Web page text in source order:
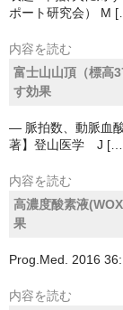
普及啓発
文献紹介
有用な毛細血管
新型コロナウ
病気と上手に
ポート研究会） M
内容を読む
富士山山頂（標高
す効果
― 脈拍数、動脈血
著】登山医学 J
内容を読む
高濃度酸素液
果
Prog.Med. 2016
内容を読む